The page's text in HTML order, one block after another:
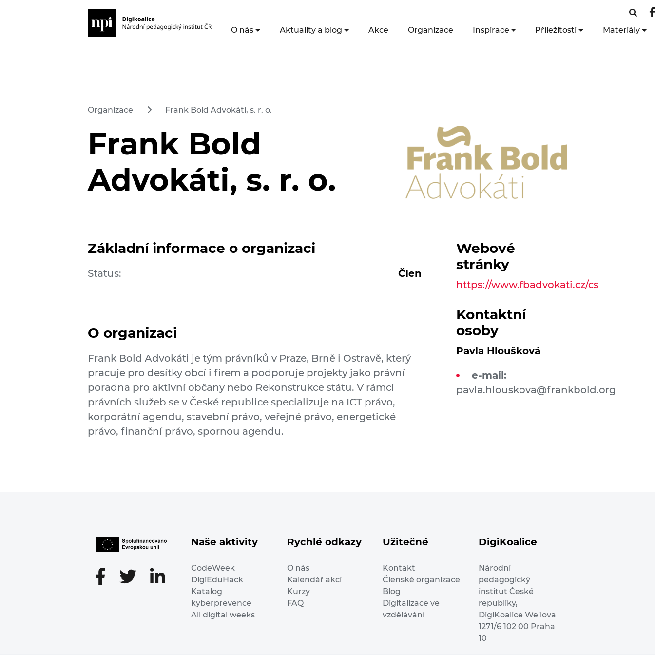
O nás Aktuality a blog Akce Organizace Inspirace Příležitosti Materiály
Organizace Frank Bold Advokáti, s. r. o.
Frank Bold
Advokáti, s. r. o.
Základní informace o organizaci
Status: Člen
O organizaci
Frank Bold Advokáti je tým právníků v Praze, Brně i Ostravě, který
pracuje pro desítky obcí i firem a podporuje projekty jako právní
poradna pro aktivní občany nebo Rekonstrukce státu. V rámci
právních služeb se v České republice specializuje na ICT právo,
korporátní agendu, stavební právo, veřejné právo, energetické
právo, finanční právo, spornou agendu.
Webové
stránky
https://www.fbadvokati.cz/cs
Kontaktní
osoby
Pavla Hloušková
e-mail:
pavla.hlouskova@frankbold.org
Naše aktivity
CodeWeek
DigiEduHack
Katalog
kyberprevence
All digital weeks
Rychlé odkazy
O nás
Kalendář akcí
Kurzy
FAQ
Užitečné
Kontakt
Členské organizace
Blog
Digitalizace ve
vzdělávání
DigiKoalice
Národní
pedagogický
institut České
republiky,
DigiKoalice Weilova
1271/6 102 00 Praha
10